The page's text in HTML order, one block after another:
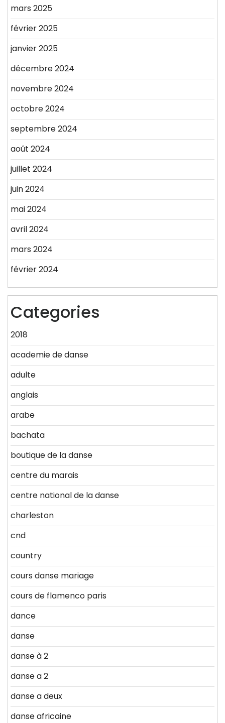
mars 2025
février 2025
janvier 2025
décembre 2024
novembre 2024
octobre 2024
septembre 2024
août 2024
juillet 2024
juin 2024
mai 2024
avril 2024
mars 2024
février 2024
Categories
2018
academie de danse
adulte
anglais
arabe
bachata
boutique de la danse
centre du marais
centre national de la danse
charleston
cnd
country
cours danse mariage
cours de flamenco paris
dance
danse
danse à 2
danse a 2
danse a deux
danse africaine